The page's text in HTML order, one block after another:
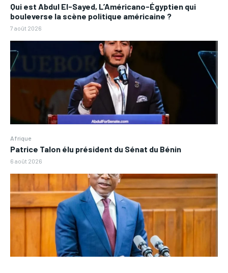
Qui est Abdul El-Sayed, L’Américano-Égyptien qui
bouleverse la scène politique américaine ?
7 août 2026
Afrique
Patrice Talon élu président du Sénat du Bénin
6 août 2026